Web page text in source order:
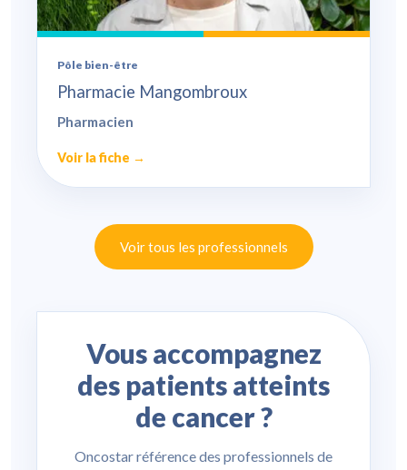
Pôle bien-être
Pharmacie Mangombroux
Pharmacien
Voir la fiche →
Voir tous les professionnels
Vous accompagnez
des patients atteints
de cancer ?
Oncostar référence des professionnels de